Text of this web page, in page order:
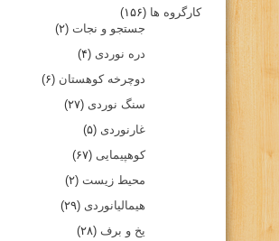
کارگروه ها (۱۵۶)
جستجو و نجات (۲)
دره نوردی (۴)
دوچرخه کوهستان (۶)
سنگ نوردی (۲۷)
غارنوردی (۵)
کوهپیمایی (۶۷)
محیط زیست (۲)
هیمالیانوردی (۲۹)
یخ و برف (۲۸)